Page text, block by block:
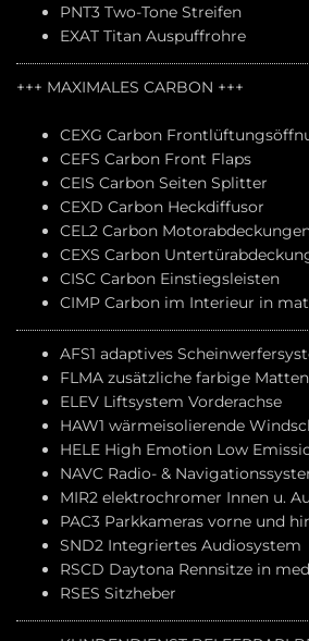
PNT3 Two-Tone Streifen
EXAT Titan Auspuffrohre
+++ MAXIMALES CARBON +++
CEXG Carbon
CEFS Carbon Front Flaps
CEIS Carbon Seiten Splitter
CEXD Carbon Heckdiffusor
CEL2 Carbon
CEXS Carbon
CISC Carbon Einstiegsleisten
CIMP Carbon im Interieur in
AFS1 adaptives
FLMA zusätzliche farbige
ELEV Liftsystem Vorderachse
HAW1 wärmeisolierende
HELE High Emotion Low
NAVC Radio- &
MIR2 elektrochromer Innen u.
PAC3 Parkkameras vorne und
SND2 Integriertes Audiosystem
RSCD Daytona Rennsitze in
RSES Sitzheber